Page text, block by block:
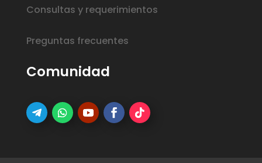
Consultas y requerimientos
Preguntas frecuentes
Comunidad